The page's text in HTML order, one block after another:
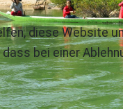
diese Website
bei einer